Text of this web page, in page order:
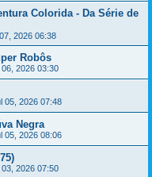
Colorida - Da Série de
2026 06:38
Robôs
2026 03:30
05, 2026 07:48
Negra
05, 2026 08:06
2026 07:50